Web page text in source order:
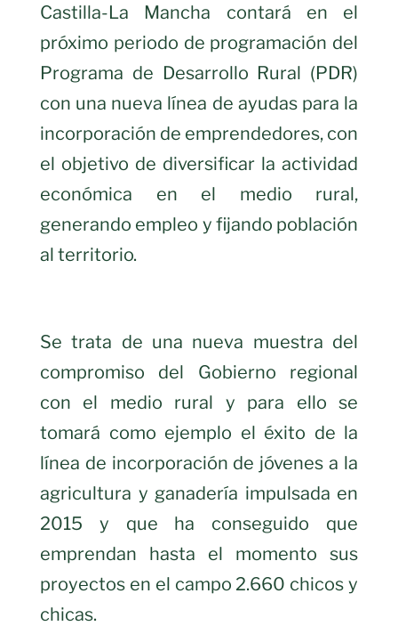
Castilla-La Mancha contará en el
próximo periodo de programación del
Programa de Desarrollo Rural (PDR)
con una nueva línea de ayudas para la
incorporación de emprendedores, con
el objetivo de diversificar la actividad
económica en el medio rural,
generando empleo y fijando población
al territorio.
Se trata de una nueva muestra del
compromiso del Gobierno regional
con el medio rural y para ello se
tomará como ejemplo el éxito de la
línea de incorporación de jóvenes a la
agricultura y ganadería impulsada en
2015 y que ha conseguido que
emprendan hasta el momento sus
proyectos en el campo 2.660 chicos y
chicas.